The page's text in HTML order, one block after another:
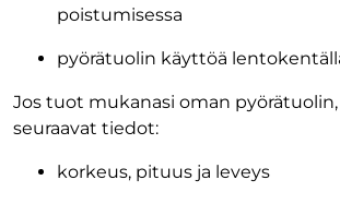
poistumisessa
pyörätuolin käyttöä
Jos tuot mukanasi oman
seuraavat tiedot:
korkeus, pituus ja leveys